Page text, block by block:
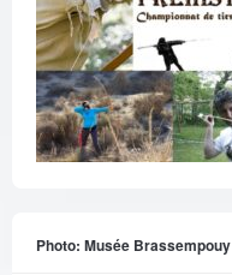
Photo: Musée Brassempouy